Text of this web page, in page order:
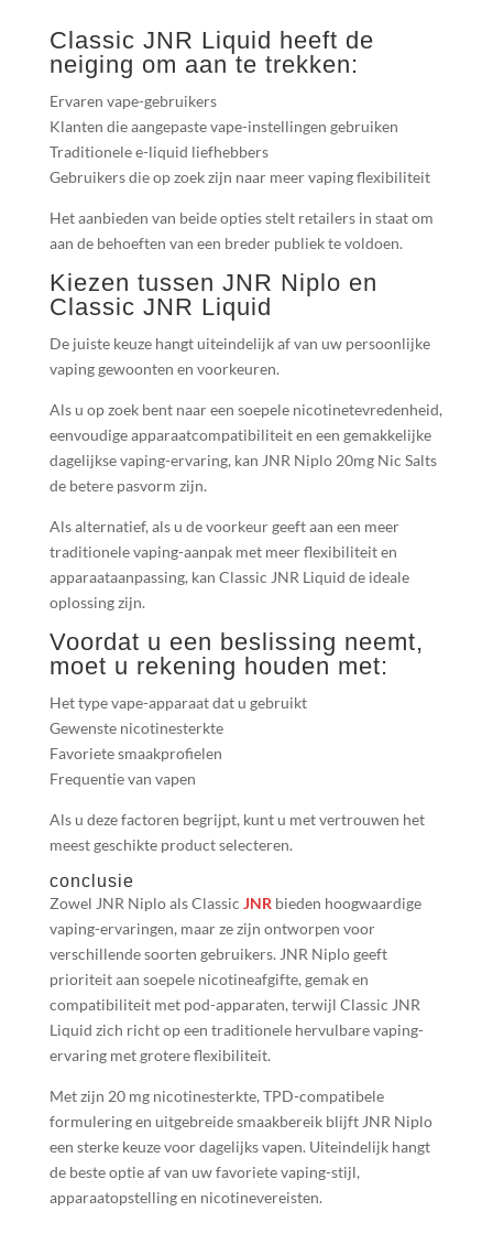
Classic JNR Liquid heeft de
neiging om aan te trekken:
Ervaren vape-gebruikers
Klanten die aangepaste vape-instellingen gebruiken
Traditionele e-liquid liefhebbers
Gebruikers die op zoek zijn naar meer vaping flexibiliteit
Het aanbieden van beide opties stelt retailers in staat om
aan de behoeften van een breder publiek te voldoen.
Kiezen tussen JNR Niplo en
Classic JNR Liquid
De juiste keuze hangt uiteindelijk af van uw persoonlijke
vaping gewoonten en voorkeuren.
Als u op zoek bent naar een soepele nicotinetevredenheid,
eenvoudige apparaatcompatibiliteit en een gemakkelijke
dagelijkse vaping-ervaring, kan JNR Niplo 20mg Nic Salts
de betere pasvorm zijn.
Als alternatief, als u de voorkeur geeft aan een meer
traditionele vaping-aanpak met meer flexibiliteit en
apparaataanpassing, kan Classic JNR Liquid de ideale
oplossing zijn.
Voordat u een beslissing neemt,
moet u rekening houden met:
Het type vape-apparaat dat u gebruikt
Gewenste nicotinesterkte
Favoriete smaakprofielen
Frequentie van vapen
Als u deze factoren begrijpt, kunt u met vertrouwen het
meest geschikte product selecteren.
conclusie
Zowel JNR Niplo als Classic JNR bieden hoogwaardige
vaping-ervaringen, maar ze zijn ontworpen voor
verschillende soorten gebruikers. JNR Niplo geeft
prioriteit aan soepele nicotineafgifte, gemak en
compatibiliteit met pod-apparaten, terwijl Classic JNR
Liquid zich richt op een traditionele hervulbare vaping-
ervaring met grotere flexibiliteit.
Met zijn 20 mg nicotinesterkte, TPD-compatibele
formulering en uitgebreide smaakbereik blijft JNR Niplo
een sterke keuze voor dagelijks vapen. Uiteindelijk hangt
de beste optie af van uw favoriete vaping-stijl,
apparaatopstelling en nicotinevereisten.